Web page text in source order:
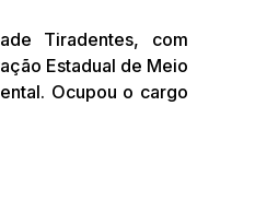
Tiradentes, com
Estadual de Meio
Ocupou o cargo